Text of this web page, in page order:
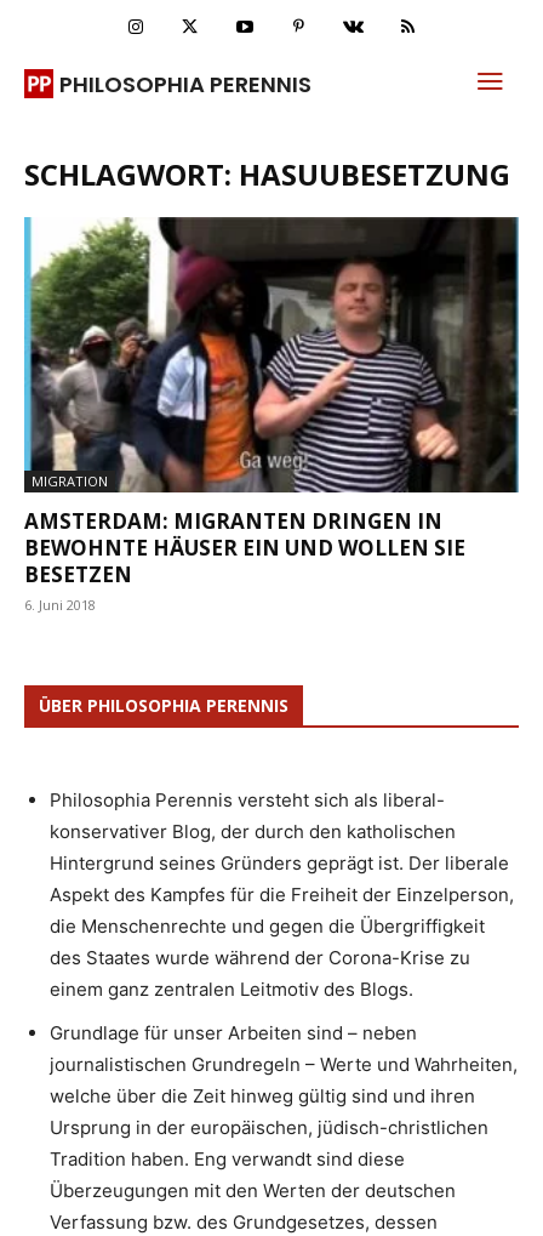
PHILOSOPHIA PERENNIS
SCHLAGWORT: HASUUBESETZUNG
MIGRATION
AMSTERDAM: MIGRANTEN DRINGEN IN
BEWOHNTE HÄUSER EIN UND WOLLEN SIE
BESETZEN
6. Juni 2018
ÜBER PHILOSOPHIA PERENNIS
Philosophia Perennis versteht sich als liberal-
konservativer Blog, der durch den katholischen
Hintergrund seines Gründers geprägt ist. Der liberale
Aspekt des Kampfes für die Freiheit der Einzelperson,
die Menschenrechte und gegen die Übergriffigkeit
des Staates wurde während der Corona-Krise zu
einem ganz zentralen Leitmotiv des Blogs.
Grundlage für unser Arbeiten sind – neben
journalistischen Grundregeln – Werte und Wahrheiten,
welche über die Zeit hinweg gültig sind und ihren
Ursprung in der europäischen, jüdisch-christlichen
Tradition haben. Eng verwandt sind diese
Überzeugungen mit den Werten der deutschen
Verfassung bzw. des Grundgesetzes, dessen